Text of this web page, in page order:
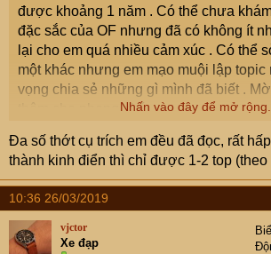
được khoảng 1 năm . Có thể chưa
đặc sắc của OF nhưng đã có không ít
lại cho em quá nhiều cảm xúc . Có thể
một khác nhưng em mạo muội lập
vọng chia sẻ những gì mình đã biết .
thêm cho phong phú .
http://www.otofun.net/threads/168863-
ve-phia-ban-mai
Được tạo bởi cụ
người đọc quá nhiều cảm xúc về đất
của con người . Dĩ nhiên không phải ai
Nhấn vào đây để mở rộng...
Đa số thớt cụ trích em đều đã đọc, rất
thành kinh điển thì chỉ được 1-2 top (theo
10:36 26/03/2019
vjctor
Xe đạp